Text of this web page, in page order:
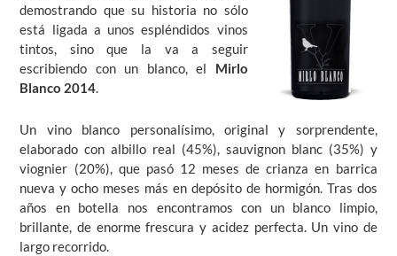
demostrando que su historia no sólo
está ligada a unos espléndidos vinos
tintos, sino que la va a seguir
escribiendo con un blanco, el Mirlo
Blanco 2014.
Un vino blanco personalísimo, original y sorprendente,
elaborado con albillo real (45%), sauvignon blanc (35%) y
viognier (20%), que pasó 12 meses de crianza en barrica
nueva y ocho meses más en depósito de hormigón. Tras dos
años en botella nos encontramos con un blanco limpio,
brillante, de enorme frescura y acidez perfecta. Un vino de
largo recorrido.